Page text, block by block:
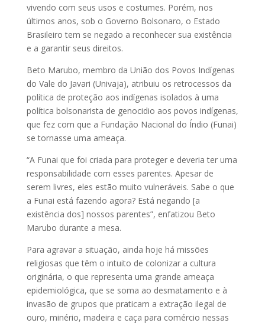
vivendo com seus usos e costumes. Porém, nos
últimos anos, sob o Governo Bolsonaro, o Estado
Brasileiro tem se negado a reconhecer sua existência
e a garantir seus direitos.
Beto Marubo, membro da União dos Povos Indígenas
do Vale do Javari (Univaja), atribuiu os retrocessos da
política de proteção aos indígenas isolados à uma
política bolsonarista de genocidio aos povos indígenas,
que fez com que a Fundação Nacional do Índio (Funai)
se tornasse uma ameaça.
“A Funai que foi criada para proteger e deveria ter uma
responsabilidade com esses parentes. Apesar de
serem livres, eles estão muito vulneráveis. Sabe o que
a Funai está fazendo agora? Está negando [a
existência dos] nossos parentes”, enfatizou Beto
Marubo durante a mesa.
Para agravar a situação, ainda hoje há missões
religiosas que têm o intuito de colonizar a cultura
originária, o que representa uma grande ameaça
epidemiológica, que se soma ao desmatamento e à
invasão de grupos que praticam a extração ilegal de
ouro, minério, madeira e caça para comércio nessas